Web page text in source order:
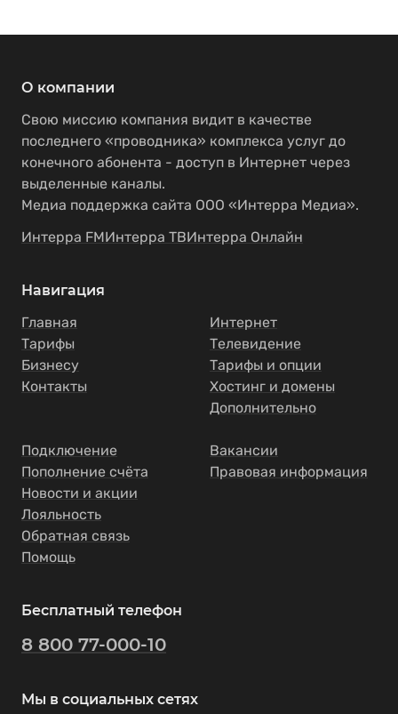
О компании
Свою миссию компания видит в качестве
последнего «проводника» комплекса услуг до
конечного абонента - доступ в Интернет через
выделенные каналы.
Медиа поддержка сайта ООО «Интерра Медиа».
Интерра FMИнтерра ТВИнтерра Онлайн
Навигация
Главная
Тарифы
Бизнесу
Контакты
Интернет
Телевидение
Тарифы и опции
Хостинг и домены
Дополнительно
Подключение
Пополнение счёта
Новости и акции
Лояльность
Обратная связь
Помощь
Вакансии
Правовая информация
Бесплатный телефон
8 800 77-000-10
Мы в социальных сетях